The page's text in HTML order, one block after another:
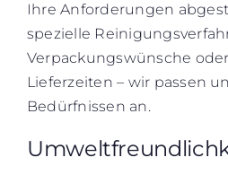
Ihre Anforderungen
spezielle
Verpackungswünsche
Lieferzeiten – wir passen
Bedürfnissen an.